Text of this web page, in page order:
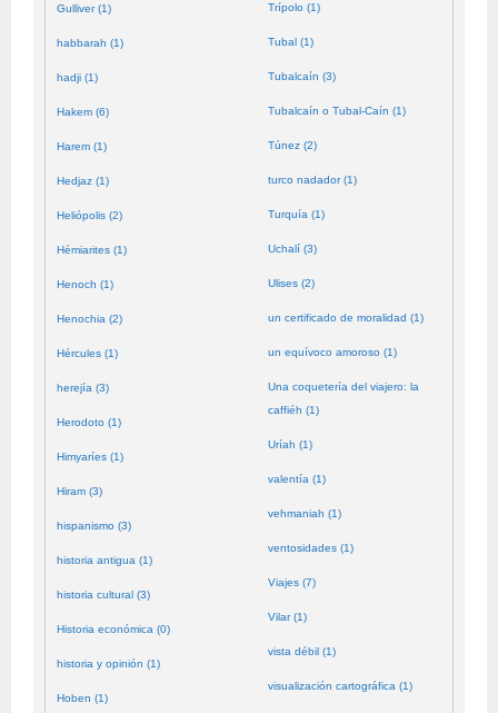
Gulliver (1)
habbarah (1)
hadji (1)
Hakem (6)
Harem (1)
Hedjaz (1)
Heliópolis (2)
Hémiarites (1)
Henoch (1)
Henochia (2)
Hércules (1)
herejía (3)
Herodoto (1)
Himyaríes (1)
Hiram (3)
hispanismo (3)
historia antigua (1)
historia cultural (3)
Historia económica (0)
historia y opinión (1)
Hoben (1)
Trípolo (1)
Tubal (1)
Tubalcaín (3)
Tubalcaín o Tubal-Caín (1)
Túnez (2)
turco nadador (1)
Turquía (1)
Uchalí (3)
Ulises (2)
un certificado de moralidad (1)
un equívoco amoroso (1)
Una coquetería del viajero: la
caffiéh (1)
Uríah (1)
valentía (1)
vehmaniah (1)
ventosidades (1)
Viajes (7)
Vilar (1)
vista débil (1)
visualización cartográfica (1)